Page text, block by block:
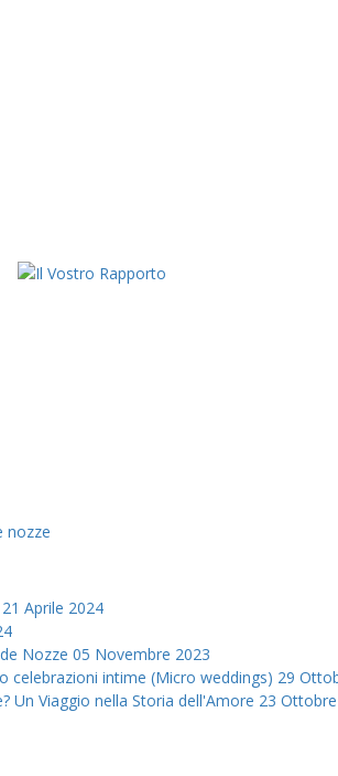
nozze
21 Aprile 2024
Nozze 05 Novembre 2023
celebrazioni intime (Micro weddings) 29
Un Viaggio nella Storia dell'Amore 23